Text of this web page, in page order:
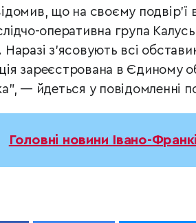
що на своєму подвір’ї
оперативна група
Наразі з’ясовують всі
зареєстрована в Єдиному
— йдеться у повідомленні
Головні новини Івано-